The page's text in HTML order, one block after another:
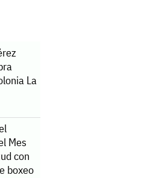
La
Mes
con
boxeo